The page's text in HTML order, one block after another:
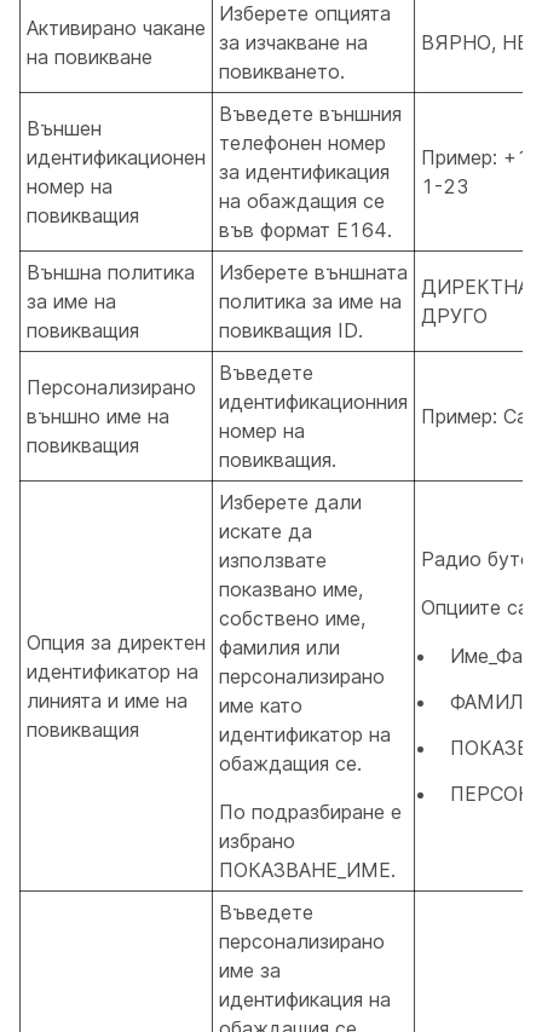
Активирано чакане
на повикване
Изберете опцията
за изчакване на
повикването.
ВЯРНО,
Външен
идентификационен
номер на
повикващия
Въведете външния
телефонен номер
за идентификация
на обаждащия се
във формат E164.
Пример:
1-23
Външна политика
за име на
повикващия
Изберете външната
политика за име на
повикващия ID.
ДРУГО
Персонализирано
външно име на
повикващия
Въведете
идентификационния
номер на
повикващия.
Пример:
Опция за директен
идентификатор на
линията и име на
повикващия
Изберете дали
искате да
използвате
показвано име,
собствено име,
фамилия или
персонализирано
име като
идентификатор на
обаждащия се.
По подразбиране е
избрано
ПОКАЗВАНЕ_ИМЕ.
Радио бутон
Опциите са:
Въведете
персонализирано
име за
идентификация на